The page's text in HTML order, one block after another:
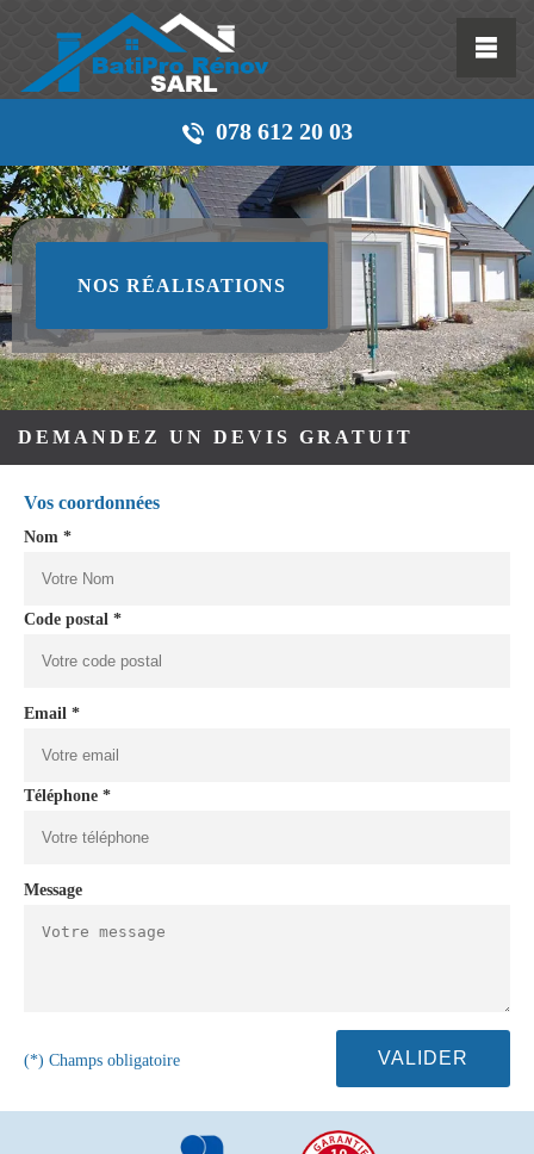
078 612 20 03
NOS RÉALISATIONS
DEMANDEZ UN DEVIS GRATUIT
Vos coordonnées
Nom *
Code postal *
Email *
Téléphone *
Message
(*) Champs obligatoire